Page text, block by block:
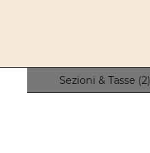
Sezioni & Tasse (2)